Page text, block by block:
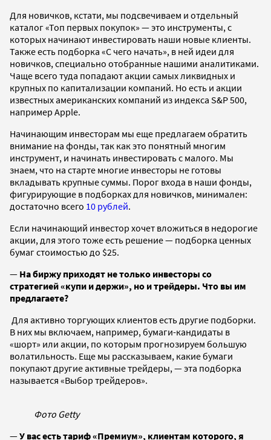
Для новичков, кстати, мы подсвечиваем и отдельный
каталог «Топ первых покупок» — это инструменты, с
которых начинают инвестировать наши новые клиенты.
Также есть подборка «С чего начать», в ней идеи для
новичков, специально отобранные нашими аналитиками.
Чаще всего туда попадают акции самых ликвидных и
крупных по капитализации компаний. Но есть и акции
известных американских компаний из индекса S&P 500,
например Apple.
Начинающим инвесторам мы еще предлагаем обратить
внимание на фонды, так как это понятный многим
инструмент, и начинать инвестировать с малого. Мы
знаем, что на старте многие инвесторы не готовы
вкладывать крупные суммы. Порог входа в наши фонды,
фигурирующие в подборках для новичков, минимален:
достаточно всего 10 рублей.
Если начинающий инвестор хочет вложиться в недорогие
акции, для этого тоже есть решение — подборка ценных
бумаг стоимостью до $25.
— На биржу приходят не только инвесторы со
стратегией «купи и держи», но и трейдеры. Что вы им
предлагаете?
Для активно торгующих клиентов есть другие подборки.
В них мы включаем, например, бумаги-кандидаты в
«шорт» или акции, по которым прогнозируем большую
волатильность. Еще мы рассказываем, какие бумаги
покупают другие активные трейдеры, — эта подборка
называется «Выбор трейдеров».
Фото Getty
—У вас есть тариф «Премиум», клиентам которого, я